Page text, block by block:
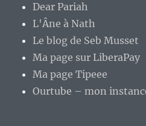
Dear Pariah
L'Âne à Nath
Le blog de Seb Musset
Ma page sur LiberaPay
Ma page Tipeee
Ourtube – mon